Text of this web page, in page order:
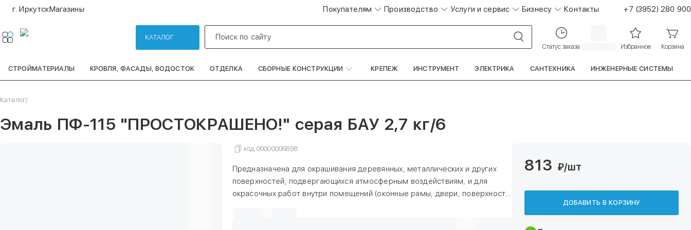
г. ИркутскМагазины Покупателям Производство Услуги и сервис Бизнесу Контакты +7 (3952) 280 900
КАТАЛОГ Поиск по сайту
Статус заказа Избранное Корзина
СТРОЙМАТЕРИАЛЫ КРОВЛЯ, ФАСАДЫ, ВОДОСТОК ОТДЕЛКА СБОРНЫЕ КОНСТРУКЦИИ КРЕПЕЖ ИНСТРУМЕНТ ЭЛЕКТРИКА САНТЕХНИКА ИНЖЕНЕРНЫЕ СИСТЕМЫ
Каталог/
Эмаль ПФ-115 "ПРОСТОКРАШЕНО!" серая БАУ 2,7 кг/6
код00000006898
Предназначена для окрашивания деревянных, металлических и других
поверхностей, подвергающихся атмосферным воздействиям, и для
окрасочных работ внутри помещений (оконные рамы, двери, поверхности
813 ₽/шт
ДОБАВИТЬ В КОРЗИНУ